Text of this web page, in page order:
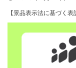
【景品表示法に基づく表